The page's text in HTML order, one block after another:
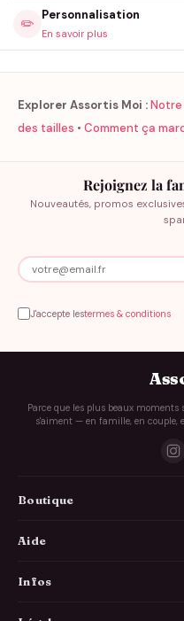
✏️
Personnalisation
En savoir plus
Explorer Assortis Moi :
des tailles • Comment ça
Rejoignez la
Nouveautés, promos
J'accepte lestermes & conditions
Parce que les plus beaux moments
s'aiment — en famille, en couple,
Boutique
Aide
Infos